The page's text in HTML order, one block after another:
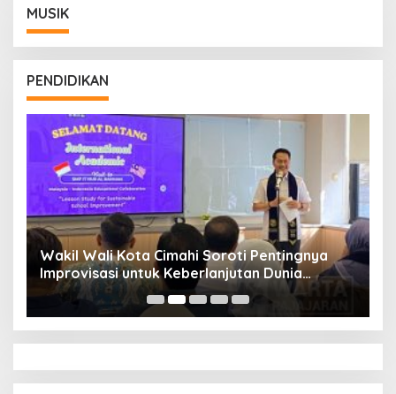
MUSIK
PENDIDIKAN
Wakil Wali Kota Cimahi Soroti Pentingnya
Improvisasi untuk Keberlanjutan Dunia
Pendidikan